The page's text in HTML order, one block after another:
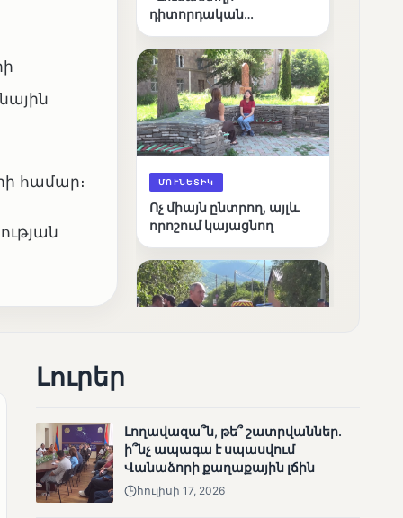
համար։
դիտորդական
արդյունքները
ՄՈՒՆԵՏԻԿ
Ոչ միայն ընտրող, այլև
որոշում կայացնող
Փամբակ գետում
անհետացած
անչափահասների
որոնողական
Լուրեր
Լողավազա՞ն, թե՞ շատրվաններ.
ի՞նչ ապագա է սպասվում
Վանաձորի քաղաքային լճին
հուլիսի 17, 2026